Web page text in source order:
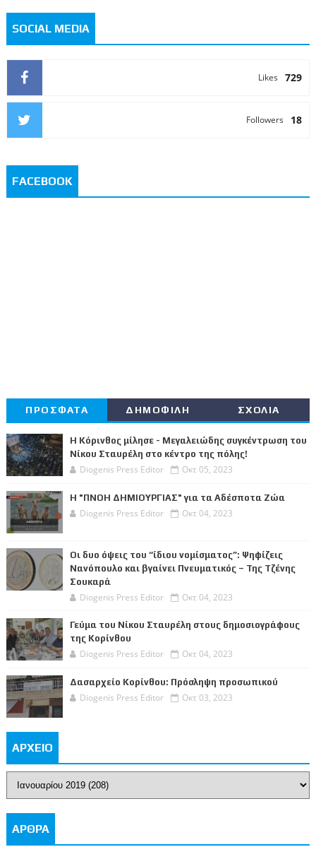
SOCIAL MEDIA
729
Likes
18
Followers
FACEBOOK
ΠΡΟΣΦΑΤΑ ΔΗΜΟΦΙΛΗ ΣΧΟΛΙΑ
Η Κόρινθος μίλησε - Μεγαλειώδης συγκέντρωση του
Νίκου Σταυρέλη στο κέντρο της πόλης!
Diogenis Press Editor Οκτ 05, 2023
Η "ΠΝΟΗ ΔΗΜΙΟΥΡΓΙΑΣ" για τα Αδέσποτα Ζώα
Diogenis Press Editor Οκτ 04, 2023
Οι δυο όψεις του “ίδιου νομίσματος”: Ψηφίζεις
Νανόπουλο και βγαίνει Πνευματικός – Της Τζένης
Σουκαρά
Diogenis Press Editor Οκτ 04, 2023
Γεύμα του Νίκου Σταυρέλη στους δημοσιογράφους
της Κορίνθου
Diogenis Press Editor Οκτ 04, 2023
Δασαρχείο Κορίνθου: Πρόσληψη προσωπικού
Diogenis Press Editor Οκτ 03, 2023
ΑΡΧΕΙΟ
ΑΡΘΡΑ